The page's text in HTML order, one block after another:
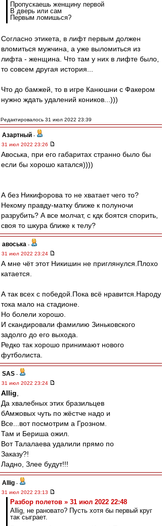
Пропускаешь женщину первой
В дверь или сам
Первым ломишься?
Согласно этикета, в лифт первым должен
вломиться мужчина, а уже выломиться из
лифта - женщина. Что там у них в лифте было,
то совсем другая история...
Что до бамжей, то в игре Канюшни с Факером
нужно ждать удалений коников...)))
Редактировалось 31 июл 2022 23:39
Азартный -
31 июл 2022 23:26
Авоська, при его габаритах странно было бы
если бы хорошо катался))))
А без Никифорова то не хватает чего то?
Некому правду-матку ближе к полуночи
разрубить? А все молчат, с кдк боятся спорить,
своя то шкура ближе к телу?
авоська -
31 июл 2022 23:24
А мне чёт этот Никишин не приглянулся.Плохо
катается.
А так всех с победой.Пока всё нравится.Народу
тока мало на стадионе.
Но болели хорошо.
И скандировали фамилию Зиньковского
задолго до его выхода.
Редко так хорошо принимают нового
футболиста.
SAS -
31 июл 2022 23:24
Allig
Да хвалебных этих бразильцев
бАмжовых чуть по жёстче надо и
Все...вот посмотрим а Грозном.
Там и Бериша ожил.
Вот Талалаева удалили прямо по
Заказу?!
Ладно, Злее будут!!!
Allig -
31 июл 2022 23:13
Разбор полетов » 31 июл 2022 22:48
Allig, не рановато? Пусть хотя бы первый круг
так сыграет.